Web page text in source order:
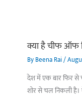
क्या है चीफ ऑफ
ByBeena Rai/
देश में एक बार फिर से
शोर से चल निकली है।